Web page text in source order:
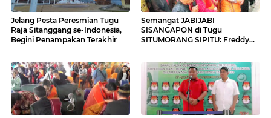
Jelang Pesta Peresmian Tugu
Raja Sitanggang se-Indonesia,
Begini Penampakan Terakhir
Semangat JABIJABI
SISANGAPON di Tugu
SITUMORANG SIPITU: Freddy